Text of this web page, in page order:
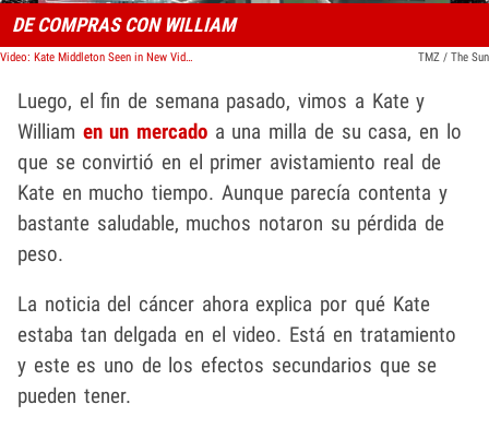
DE COMPRAS CON WILLIAM
Video: Kate Middleton Seen in New Video Enjoying Windsor Farm Shop with William TMZ / The Sun
Luego, el fin de semana pasado, vimos a Kate y
William en un mercado a una milla de su casa, en lo
que se convirtió en el primer avistamiento real de
Kate en mucho tiempo. Aunque parecía contenta y
bastante saludable, muchos notaron su pérdida de
peso.
La noticia del cáncer ahora explica por qué Kate
estaba tan delgada en el video. Está en tratamiento
y este es uno de los efectos secundarios que se
pueden tener.